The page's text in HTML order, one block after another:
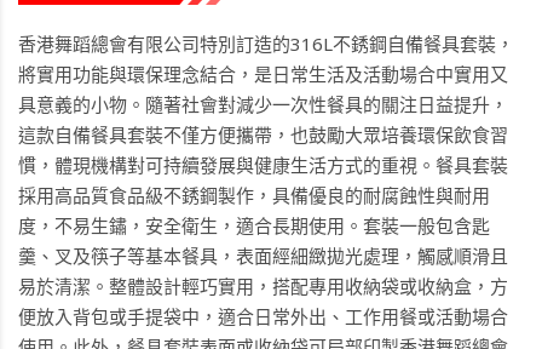
香港舞蹈總會有限公司特別訂造的316L不銹鋼自備餐具套裝，
將實用功能與環保理念結合，是日常生活及活動場合中實用又
具意義的小物。隨著社會對減少一次性餐具的關注日益提升，
這款自備餐具套裝不僅方便攜帶，也鼓勵大眾培養環保飲食習
慣，體現機構對可持續發展與健康生活方式的重視。餐具套裝
採用高品質食品級不銹鋼製作，具備優良的耐腐蝕性與耐用
度，不易生鏽，安全衛生，適合長期使用。套裝一般包含匙
羹、叉及筷子等基本餐具，表面經細緻拋光處理，觸感順滑且
易於清潔。整體設計輕巧實用，搭配專用收納袋或收納盒，方
便放入背包或手提袋中，適合日常外出、工作用餐或活動場合